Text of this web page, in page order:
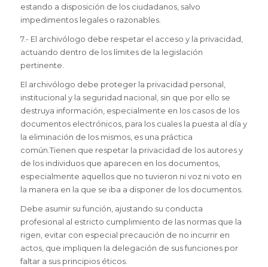
estando a disposición de los ciudadanos, salvo
impedimentos legales o razonables.
7.- El archivólogo debe respetar el acceso y la privacidad,
actuando dentro de los límites de la legislación
pertinente.
El archivólogo debe proteger la privacidad personal,
institucional y la seguridad nacional, sin que por ello se
destruya información, especialmente en los casos de los
documentos electrónicos, para los cuales la puesta al día y
la eliminación de los mismos, es una práctica
común.Tienen que respetar la privacidad de los autores y
de los individuos que aparecen en los documentos,
especialmente aquellos que no tuvieron ni voz ni voto en
la manera en la que se iba a disponer de los documentos.
Debe asumir su función, ajustando su conducta
profesional al estricto cumplimiento de las normas que la
rigen, evitar con especial precaución de no incurrir en
actos, que impliquen la delegación de sus funciones por
faltar a sus principios éticos.